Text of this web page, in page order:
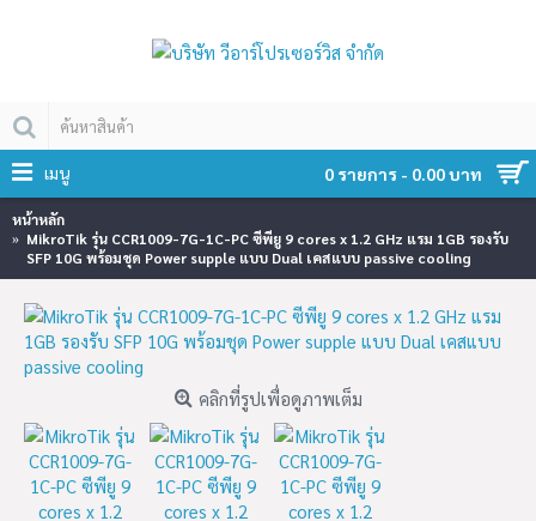
0 รายการ - 0.00 บาท
เมนู
หน้าหลัก
MikroTik รุ่น CCR1009-7G-1C-PC ซีพียู 9 cores x 1.2 GHz แรม 1GB รองรับ
SFP 10G พร้อมชุด Power supple แบบ Dual เคสแบบ passive cooling
คลิกที่รูปเพื่อดูภาพเต็ม